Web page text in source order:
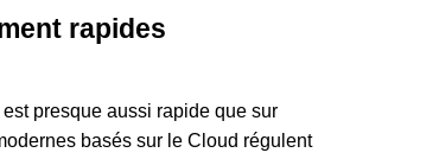
rapides
presque aussi rapide que sur
basés sur le Cloud régulent